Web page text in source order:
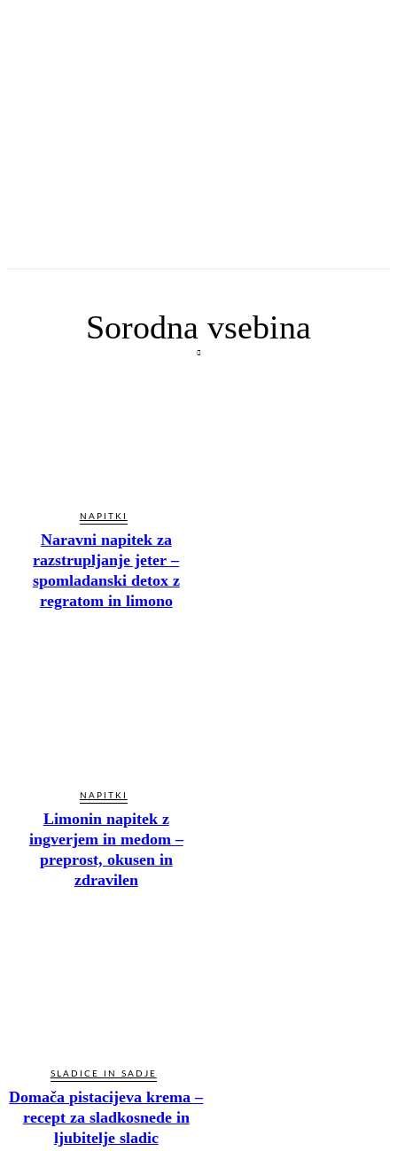
Sorodna vsebina
NAPITKI
Naravni napitek za
razstrupljanje jeter –
spomladanski detox z
regratom in limono
NAPITKI
Limonin napitek z
ingverjem in medom –
preprost, okusen in
zdravilen
SLADICE IN SADJE
Domača pistacijeva krema –
recept za sladkosnede in
ljubitelje sladic